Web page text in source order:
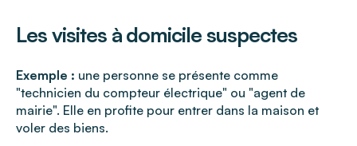
Les visites à domicile suspectes
Exemple : une personne se présente comme
"technicien du compteur électrique" ou "agent de
mairie". Elle en profite pour entrer dans la maison et
voler des biens.